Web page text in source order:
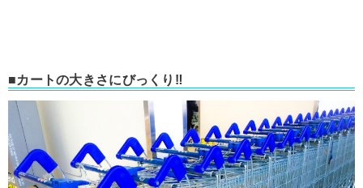
■カートの大きさにびっくり‼︎